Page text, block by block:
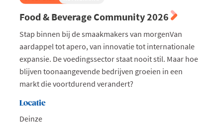
Food & Beverage Community 2026
Stap binnen bij de smaakmakers van morgenVan
aardappel tot apero, van innovatie tot internationale
expansie. De voedingssector staat nooit stil. Maar hoe
blijven toonaangevende bedrijven groeien in een
markt die voortdurend verandert?
Locatie
Deinze